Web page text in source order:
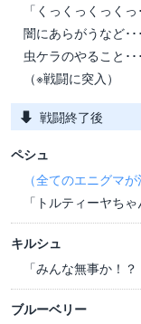
「くっくっくっくっ
闇にあらがうなど･･
虫ケラのやること･･
（※戦闘に突入）
戦闘終了後
ペシュ
（全てのエニグマが
「トルティーヤちゃ
キルシュ
「みんな無事か！？
ブルーベリー